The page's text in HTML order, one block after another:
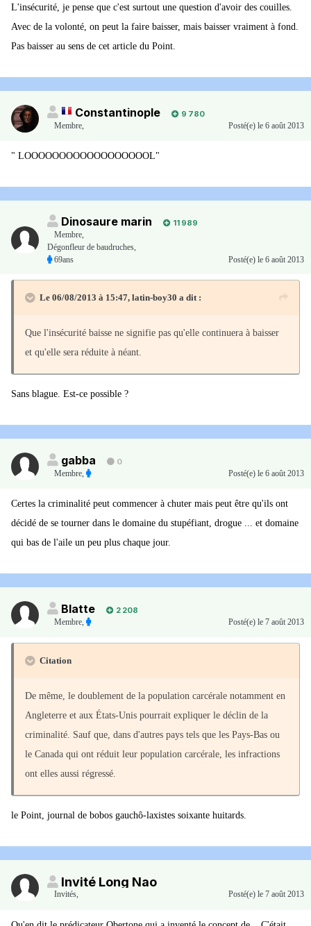
L'insécurité, je pense que c'est surtout une question d'avoir des couilles.
Avec de la volonté, on peut la faire baisser, mais baisser vraiment à fond.
Pas baisser au sens de cet article du Point.
Constantinople
9 780
Membre, Posté(e) le 6 août 2013
" LOOOOOOOOOOOOOOOOOOL"
Dinosaure marin
11 989
Membre,
Dégonfleur de baudruches,
69ans
Posté(e) le 6 août 2013
Le 06/08/2013 à 15:47, latin-boy30 a dit :
Que l'insécurité baisse ne signifie pas qu'elle continuera à baisser
et qu'elle sera réduite à néant.
Sans blague. Est-ce possible ?
gabba
0
Membre, Posté(e) le 6 août 2013
Certes la criminalité peut commencer à chuter mais peut être qu'ils ont
décidé de se tourner dans le domaine du stupéfiant, drogue ... et domaine
qui bas de l'aile un peu plus chaque jour.
Blatte
2 208
Membre, Posté(e) le 7 août 2013
Citation
De même, le doublement de la population carcérale notamment en
Angleterre et aux États-Unis pourrait expliquer le déclin de la
criminalité. Sauf que, dans d'autres pays tels que les Pays-Bas ou
le Canada qui ont réduit leur population carcérale, les infractions
ont elles aussi régressé.
le Point, journal de bobos gauchô-laxistes soixante huitards.
Invité Long Nao
Invités, Posté(e) le 7 août 2013